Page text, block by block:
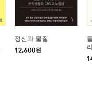
을 보조선으로 해서 -서경식
정신과 물질
12,600원